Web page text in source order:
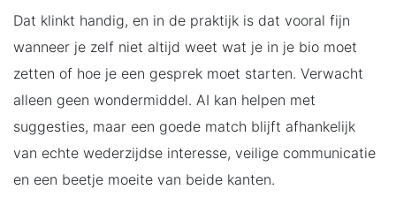
Dat klinkt handig, en in de praktijk is dat vooral fijn
wanneer je zelf niet altijd weet wat je in je bio moet
zetten of hoe je een gesprek moet starten. Verwacht
alleen geen wondermiddel. AI kan helpen met
suggesties, maar een goede match blijft afhankelijk
van echte wederzijdse interesse, veilige communicatie
en een beetje moeite van beide kanten.